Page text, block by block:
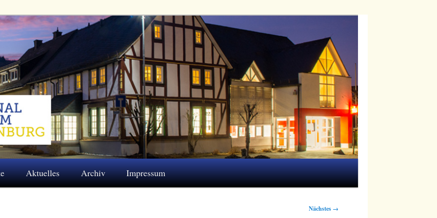
Eschenburg e.V.
Aktuelles Archiv Impressum
Nächstes →